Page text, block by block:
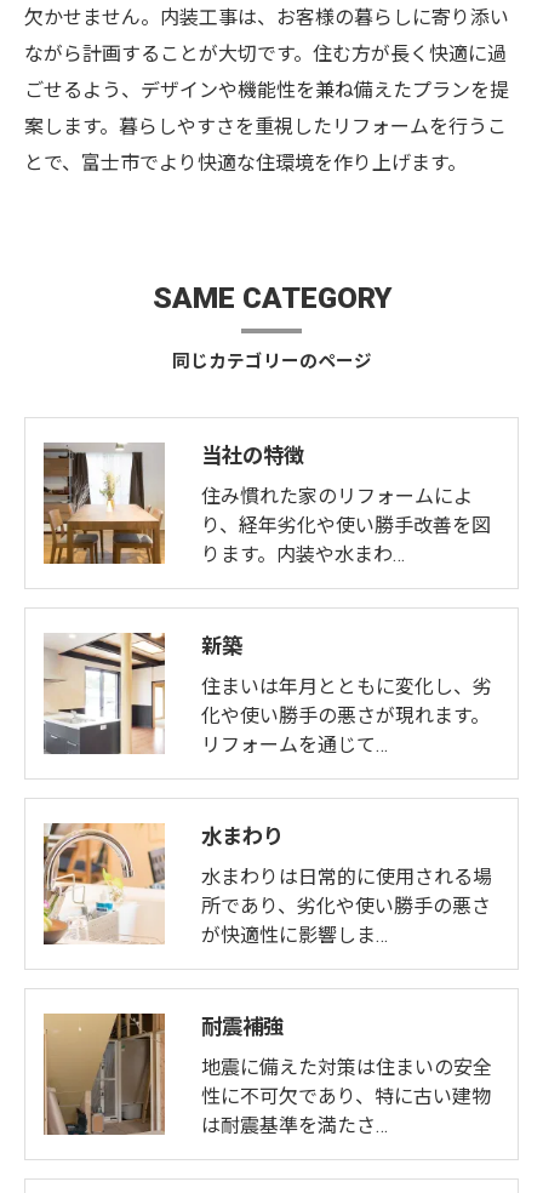
欠かせません。内装工事は、お客様の暮らしに寄り添い
ながら計画することが大切です。住む方が長く快適に過
ごせるよう、デザインや機能性を兼ね備えたプランを提
案します。暮らしやすさを重視したリフォームを行うこ
とで、富士市でより快適な住環境を作り上げます。
同じカテゴリーのページ
SAME CATEGORY
当社の特徴
住み慣れた家のリフォームによ
り、経年劣化や使い勝手改善を図
ります。内装や水まわ…
新築
住まいは年月とともに変化し、劣
化や使い勝手の悪さが現れます。
リフォームを通じて…
水まわり
水まわりは日常的に使用される場
所であり、劣化や使い勝手の悪さ
が快適性に影響しま…
耐震補強
地震に備えた対策は住まいの安全
性に不可欠であり、特に古い建物
は耐震基準を満たさ…